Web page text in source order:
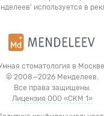
используется в
стоматология в
© 2008—2026 Менделеев.
Все права защищены.
Лицензия ООО «СКМ 1»